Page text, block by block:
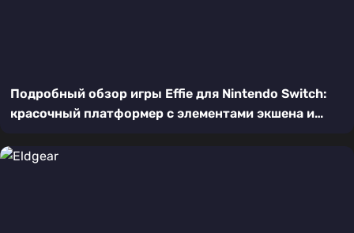
Подробный обзор игры Effie для Nintendo Switch:
красочный платформер с элементами экшена и